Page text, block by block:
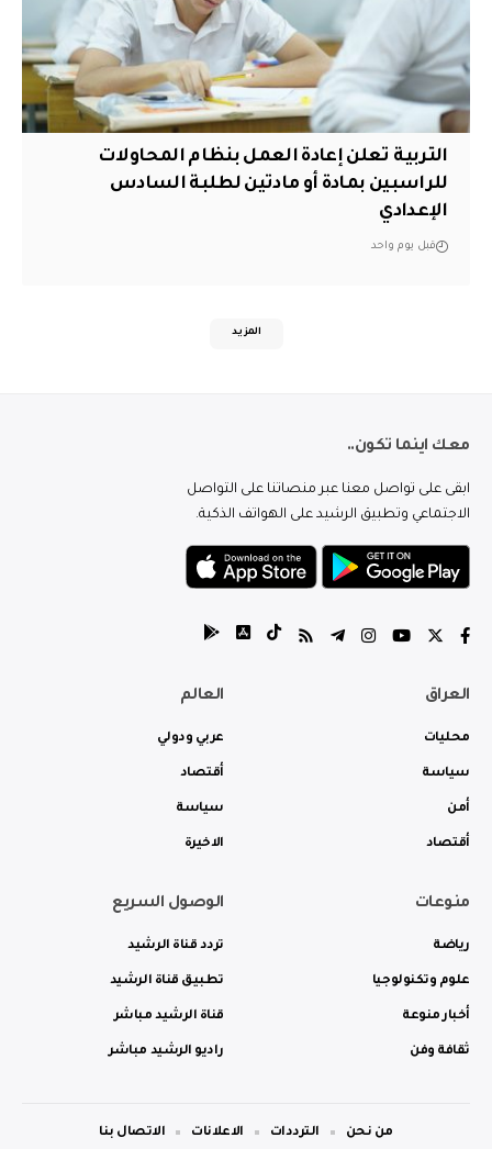
التربية تعلن إعادة العمل بنظام المحاولات
للراسبين بمادة أو مادتين لطلبة السادس
الإعدادي
قبل يوم واحد
المزيد
معك اينما تكون..
ابقى على تواصل معنا عبر منصاتنا على التواصل
الاجتماعي وتطبيق الرشيد على الهواتف الذكية.
العراق
محليات
سياسة
أمن
أقتصاد
العالم
عربي ودولي
أقتصاد
سياسة
الاخيرة
منوعات
رياضة
علوم وتكنولوجيا
أخبار منوعة
ثقافة وفن
الوصول السريع
تردد قناة الرشيد
تطبيق قناة الرشيد
قناة الرشيد مباشر
راديو الرشيد مباشر
من نحن الترددات الاعلانات الاتصال بنا